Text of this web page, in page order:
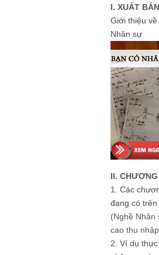
I. XUẤT
Giới thiệu
Nhân sự
II.
1. Các
đang có
(Nghề Nhân
cao thu
2. Ví dụ